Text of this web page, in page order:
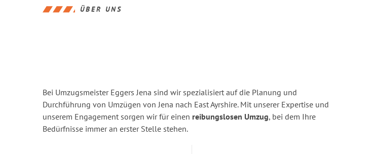
ÜBER UNS
Bei Umzugsmeister Eggers Jena sind wir spezialisiert auf die Planung und
Durchführung von Umzügen von Jena nach East Ayrshire. Mit unserer Expertise und
unserem Engagement sorgen wir für einen reibungslosen Umzug, bei dem Ihre
Bedürfnisse immer an erster Stelle stehen.